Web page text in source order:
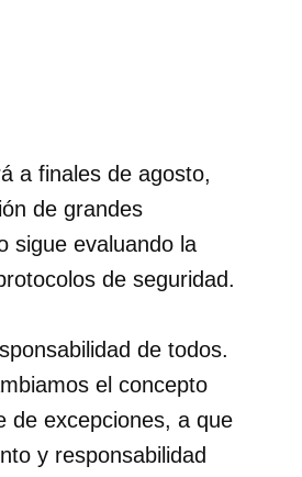
a finales de agosto,
de grandes
sigue evaluando la
de seguridad.
de todos.
el concepto
de excepciones, a que
y responsabilidad